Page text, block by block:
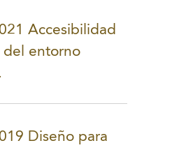
Accesibilidad
del entorno
Diseño para